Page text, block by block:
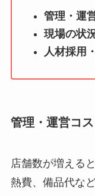
管理・運
現場の状
人材採用
管理・運営コ
店舗数が増える
熱費、備品代な